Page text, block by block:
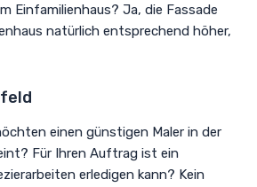
Einfamilienhaus? Ja, die Fassade
natürlich entsprechend höher,
einen günstigen Maler in der
Für Ihren Auftrag ist ein
erledigen kann? Kein